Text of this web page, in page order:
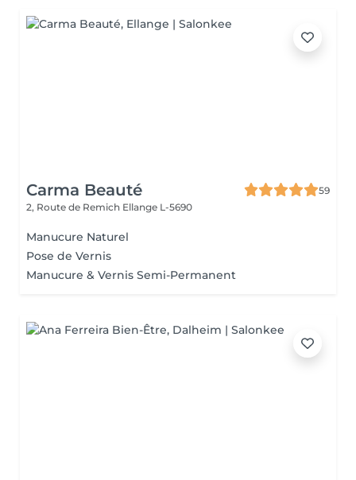
Carma Beauté
59
2, Route de Remich Ellange L-5690
Manucure Naturel
Pose de Vernis
Manucure & Vernis Semi-Permanent